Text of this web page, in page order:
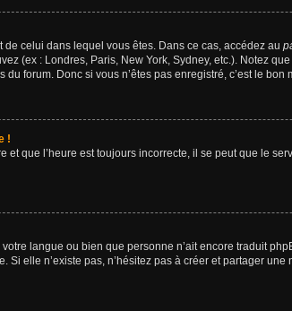
de celui dans lequel vous êtes. Dans ce cas, accédez au
(ex : Londres, Paris, New York, Sydney, etc.). Notez
forum. Donc si vous n’êtes pas enregistré, c’est le bon
!
que l’heure est toujours incorrecte, il se peut que le
langue ou bien que personne n’ait encore traduit
elle n’existe pas, n’hésitez pas à créer et partager